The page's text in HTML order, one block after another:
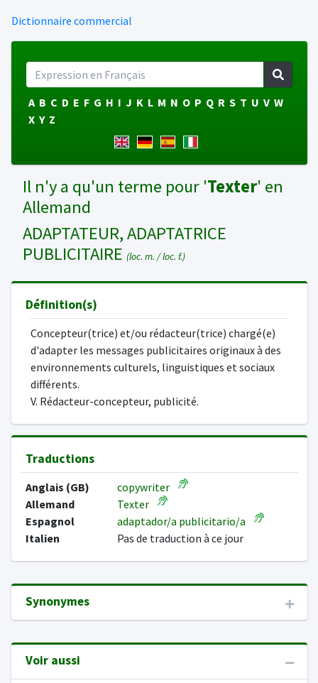
Dictionnaire commercial
A B C D E F G H I J K L M N O P Q R S T U V W
X Y Z
Il n'y a qu'un terme pour 'Texter' en
Allemand
ADAPTATEUR, ADAPTATRICE
PUBLICITAIRE (loc. m. / loc. f.)
Définition(s)
Concepteur(trice) et/ou rédacteur(trice) chargé(e)
d'adapter les messages publicitaires originaux à des
environnements culturels, linguistiques et sociaux
différents.
V. Rédacteur-concepteur, publicité.
Traductions
Anglais (GB)
copywriter
Allemand
Texter
Espagnol
adaptador/a publicitario/a
Italien
Pas de traduction à ce jour
Synonymes
Voir aussi